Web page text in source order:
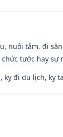
nuôi tằm, đi
tước hay
kỵ đi du lịch, kỵ